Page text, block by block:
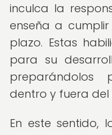
inculca la
enseña a
plazo. Estas
para su
preparándolos
dentro y fuera
En este sentido,